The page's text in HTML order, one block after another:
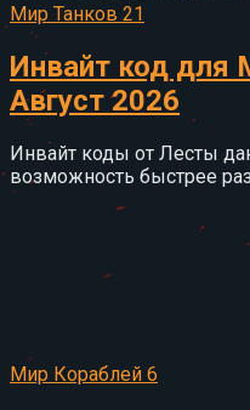
Мир Танков 21
Инвайт код для
Август 2026
Инвайт коды от Лесты
возможность быстрее
Мир Кораблей 6